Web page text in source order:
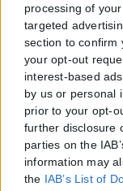
processing of
targeted
section to confirm
your opt-out
interest-based
by us or personal
prior to your opt-
further disclosure
parties on the
information may
the IAB’s List of